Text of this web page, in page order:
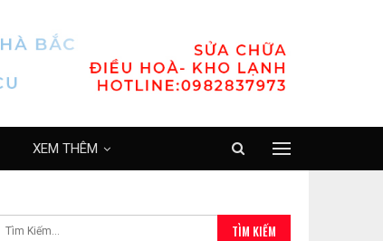
XEM THÊM